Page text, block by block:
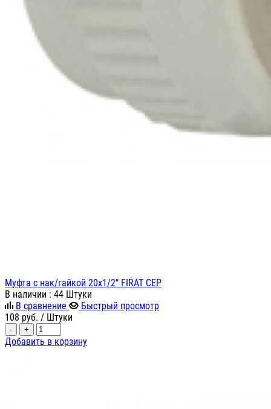
Муфта с нак/гайкой 20х1/2" FIRAT СЕР
В наличии : 44 Штуки
В сравнение
Быстрый просмотр
108 руб. / Штуки
- +
Добавить в корзину